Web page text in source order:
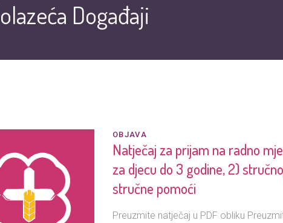
Događaji
OBJAVA
Natječaj za prijam na radno
za djecu do 3 godine, 2)
stručne pomoći
Preuzmite natječaj u PDF obliku